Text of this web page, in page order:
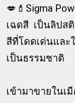
💋💄Sigma
เฉดสี เป็นลิปส
สีที่โดดเด่นและ
เป็นธรรมชาติ
เข้ามาขายในเ